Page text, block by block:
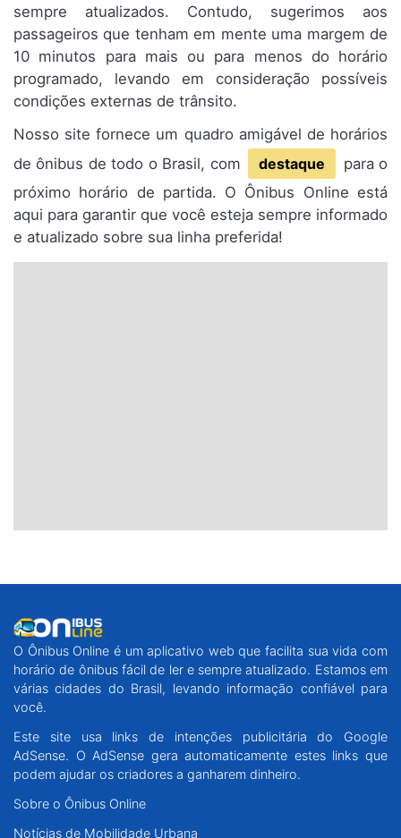
sempre atualizados. Contudo, sugerimos aos
passageiros que tenham em mente uma margem de
10 minutos para mais ou para menos do horário
programado, levando em consideração possíveis
condições externas de trânsito.
Nosso site fornece um quadro amigável de horários
de ônibus de todo o Brasil, com
destaque
para o
próximo horário de partida. O Ônibus Online está
aqui para garantir que você esteja sempre informado
e atualizado sobre sua linha preferida!
O Ônibus Online é um aplicativo web que facilita sua vida com
horário de ônibus fácil de ler e sempre atualizado. Estamos em
várias cidades do Brasil, levando informação confiável para
você.
Este site usa links de intenções publicitária do Google
AdSense. O AdSense gera automaticamente estes links que
podem ajudar os criadores a ganharem dinheiro.
Sobre o Ônibus Online
Notícias de Mobilidade Urbana